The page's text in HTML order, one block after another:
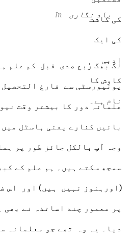
یاد نگاری
لگ بھگ رُبع صدی قبل کم علم
یونیورسٹی سے فارغ
علمانہ دور کا بیشتر وقت
بائیں کنارے یعنی ہاسٹل
وجہ آپ بالکل جائز طور پر
سمجھ سکتے ہیں۔ ہم علم کے
(اورہنوز نہیں ہیں) اور اس
پر معمور چند اساتذہ نے بھی
دیا۔ یہ وہ تھے جو معلمانہ